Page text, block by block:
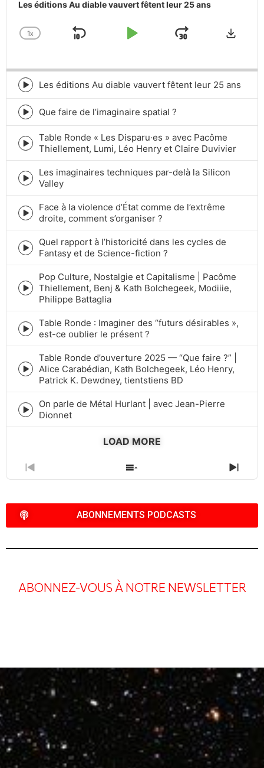
Les éditions Au diable vauvert fêtent leur 25 ans
CHANGE
1X
SKIP
PLAY
JUMP
Episode
play
icon
Les éditions Au diable vauvert fêtent leur 25 ans
Episode
play
icon
Que faire de l’imaginaire spatial ?
Episode
play
icon
Table Ronde « Les Disparu·es » avec Pacôme
Thiellement, Lumi, Léo Henry et Claire Duvivier
Episode
play
icon
Les imaginaires techniques par-delà la Silicon
Valley
Episode
play
icon
Face à la violence d’État comme de l’extrême
droite, comment s’organiser ?
Episode
play
icon
Quel rapport à l’historicité dans les cycles de
Fantasy et de Science-fiction ?
Episode
play
Pop Culture, Nostalgie et Capitalisme | Pacôme
Thiellement, Benj & Kath Bolchegeek, Modiiie,
Philippe Battaglia
Episode
play
icon
Table Ronde : Imaginer des “futurs désirables »,
est-ce oublier le présent ?
Episode
play
Table Ronde d’ouverture 2025 — “Que faire ?” |
Alice Carabédian, Kath Bolchegeek, Léo Henry,
Patrick K. Dewdney, tientstiens BD
Episode
play
On parle de Métal Hurlant | avec Jean-Pierre
Dionnet
LOAD MORE
PREVIOUS
EPISODE
SHOW
EPISODES
NEXT
ABONNEMENTS PODCASTS
ABONNEZ-VOUS À NOTRE NEWSLETTER